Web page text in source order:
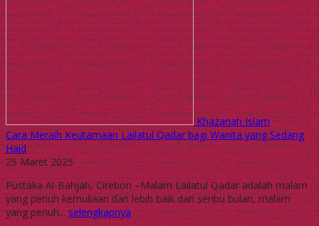
Khazanah Islam
Cara Meraih Keutamaan Lailatul Qadar bagi Wanita yang Sedang
Haid
25 Maret 2025
Pustaka Al-Bahjah, Cirebon –Malam Lailatul Qadar adalah malam
yang penuh kemuliaan dan lebih baik dari seribu bulan, malam
yang penuh...selengkapnya